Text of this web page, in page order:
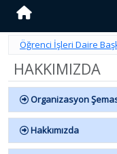
Öğrenci İşleri Daire
HAKKIMIZDA
Organizasyon
Hakkımızda